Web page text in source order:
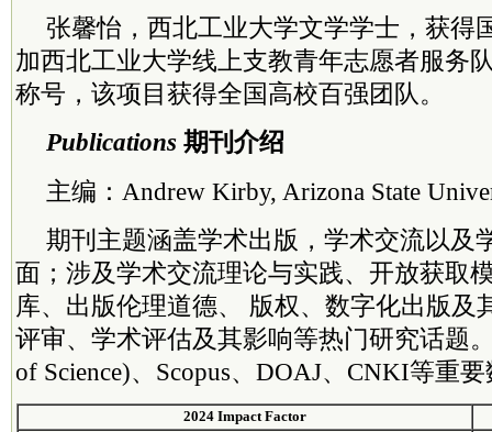
张馨怡，西北工业大学文学学士，获得
加西北工业大学线上支教青年志愿者服务
称号，该项目获得全国高校百强团队。
Publications 期刊介绍
主编：Andrew Kirby, Arizona State
期刊主题涵盖学术出版，学术交流以及
面；涉及学术交流理论与实践、开放获取
库、出版伦理道德、 版权、数字化出版及
评审、学术评估及其影响等热门研究话题
of Science)、Scopus、DOAJ、CNKI等重
2024 Impact Factor